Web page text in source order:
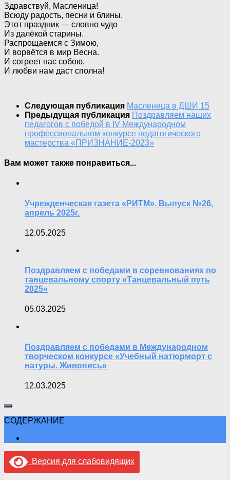
Здравствуй, Масленица!
Всюду радость, песни и блины.
Этот праздник — словно чудо
Из далёкой старины.
Распрощаемся с Зимою,
И ворвётся в мир Весна.
И согреет нас собою,
И любви нам даст сполна!
Следующая публикация Масленица в ДШИ 15
Предыдущая публикация Поздравляем наших
педагогов с победой в IV Международном
профессиональном конкурсе педагогического
мастерства «ПРИЗНАНИЕ-2023»
Вам может также понравиться...
Учрежденческая газета «РИТМ». Выпуск №26,
апрель 2025г.
12.05.2025
Поздравляем с победами в соревнованиях по
танцевальному спорту «Танцевальный путь
2025»
05.03.2025
Поздравляем с победами в Международном
творческом конкурсе «Учебный натюрморт с
натуры. Живопись»
12.03.2025
СОДЕРЖАНИЕ
Версия для слабовидящих